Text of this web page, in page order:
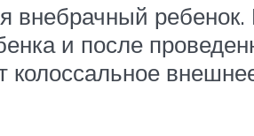
внебрачный ребенок.
и после